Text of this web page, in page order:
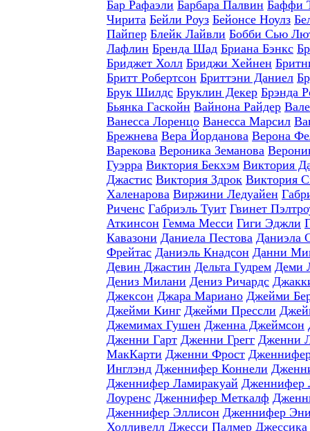
Бар Рафаэли Барбара Палвин Баффи
Чирита Бейли Роуз Бейонсе Ноулз
Пайпер Блейк Лайвли Бобби Сью
Лафлин Бренда Шад Бриана Бэнкс
Бриджет Холл Бриджи Хейнен
Бритт Робертсон Бриттэни Даниел
Брук Шилдс Бруклин Декер Брэнда
Бьянка Гаскойн Вайнона Райдер
Ванесса Лоренцо Ванесса Марсил
Брежнева Вера Йорданова Верона
Варекова Вероника Земанова
Гуэрра Виктория Бекхэм Виктория
Джастис Виктория Здрок Виктория
Халенарова Виржини Ледуайен
Риченс Габриэль Туит Гвинет
Аткинсон Гемма Месси Гиги Эджли
Кавазони Даниела Пестова Даниэла
Фрейтас Даниэль Кнадсон Данни
Девин Джастин Дельта Гудрем Деми
Дениз Милани Дениз Ричардс
Джексон Джара Мариано Джейми
Джейми Кинг Джейми Прессли
Джемимах Гушен Дженна Джеймсон
Дженни Гарт Дженни Грегг Дженни
МакКарти Дженни Фрост
Инглэнд Дженнифер Коннели
Дженнифер Ламиракуай Дженнифер
Лоуренс Дженнифер Меткалф
Дженнифер Эллисон Дженнифер
Холливелл Джесси Палмер